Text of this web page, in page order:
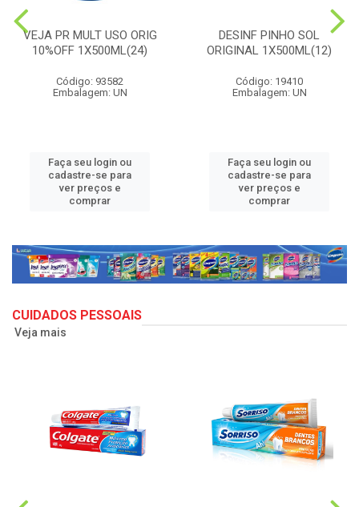
VEJA PR MULT USO ORIG
10%OFF 1X500ML(24)
Código: 93582
Embalagem: UN
Faça seu login ou
cadastre-se para
ver preços e
comprar
DESINF PINHO SOL
ORIGINAL 1X500ML(12)
Código: 19410
Embalagem: UN
Faça seu login ou
cadastre-se para
ver preços e
comprar
CUIDADOS PESSOAIS
Veja mais